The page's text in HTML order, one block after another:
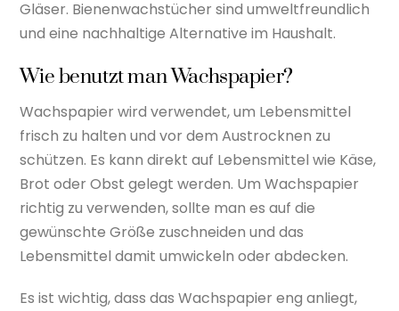
Gläser. Bienenwachstücher sind umweltfreundlich
und eine nachhaltige Alternative im Haushalt.
Wie benutzt man Wachspapier?
Wachspapier wird verwendet, um Lebensmittel
frisch zu halten und vor dem Austrocknen zu
schützen. Es kann direkt auf Lebensmittel wie Käse,
Brot oder Obst gelegt werden. Um Wachspapier
richtig zu verwenden, sollte man es auf die
gewünschte Größe zuschneiden und das
Lebensmittel damit umwickeln oder abdecken.
Es ist wichtig, dass das Wachspapier eng anliegt,